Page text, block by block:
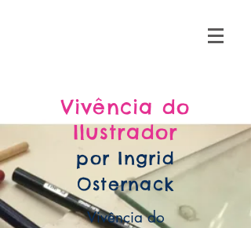
Vivência do
Ilustrador
por Ingrid
Osternack
Vivência do